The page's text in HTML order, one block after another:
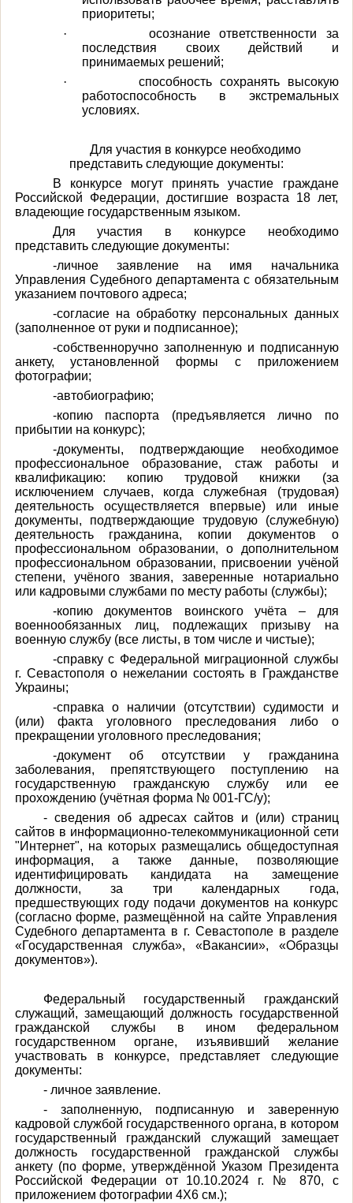
приоритеты;
·
осознание ответственности за
последствия своих действий и
принимаемых решений;
·
способность сохранять высокую
работоспособность в экстремальных
условиях.
Для участия в конкурсе необходимо
представить следующие документы:
В конкурсе могут принять участие граждане
Российской Федерации, достигшие возраста 18 лет,
владеющие государственным языком.
Для участия в конкурсе необходимо
представить следующие документы:
-личное заявление на имя начальника
Управления Судебного департамента с обязательным
указанием почтового адреса;
-согласие на обработку персональных данных
(заполненное от руки и подписанное);
-собственноручно заполненную и подписанную
анкету, установленной формы с приложением
фотографии;
-автобиографию;
-копию паспорта (предъявляется лично по
прибытии на конкурс);
-документы, подтверждающие необходимое
профессиональное образование, стаж работы и
квалификацию: копию трудовой книжки (за
исключением случаев, когда служебная (трудовая)
деятельность осуществляется впервые) или иные
документы, подтверждающие трудовую (служебную)
деятельность гражданина, копии документов о
профессиональном образовании, о дополнительном
профессиональном образовании, присвоении учёной
степени, учёного звания, заверенные нотариально
или кадровыми службами по месту работы (службы);
-копию документов воинского учёта – для
военнообязанных лиц, подлежащих призыву на
военную службу (все листы, в том числе и чистые);
-справку с Федеральной миграционной службы
г. Севастополя о нежелании состоять в Гражданстве
Украины;
-справка о наличии (отсутствии) судимости и
(или) факта уголовного преследования либо о
прекращении уголовного преследования;
-документ об отсутствии у гражданина
заболевания, препятствующего поступлению на
государственную гражданскую службу или ее
прохождению (учётная форма № 001-ГС/у);
- сведения об адресах сайтов и (или) страниц
сайтов в информационно-телекоммуникационной сети
"Интернет", на которых размещались общедоступная
информация, а также данные, позволяющие
идентифицировать кандидата на замещение
должности,
за три календарных года,
предшествующих году подачи документов на конкурс
(согласно форме, размещённой на сайте Управления
Судебного департамента в г. Севастополе в разделе
«Государственная служба», «Вакансии», «Образцы
документов»).
Федеральный государственный гражданский
служащий, замещающий должность государственной
гражданской службы в ином федеральном
государственном органе, изъявивший желание
участвовать в конкурсе, представляет следующие
документы:
- личное заявление.
- заполненную, подписанную и заверенную
кадровой службой государственного органа, в котором
государственный гражданский служащий замещает
должность государственной гражданской службы
анкету (по форме, утверждённой Указом Президента
Российской Федерации от 10.10.2024 г. № 870, с
приложением фотографии 4Х6 см.);